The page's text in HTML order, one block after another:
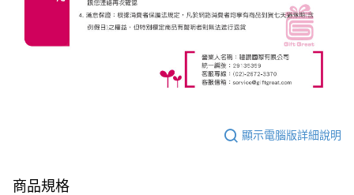
顯示電腦版詳細說明
商品規格